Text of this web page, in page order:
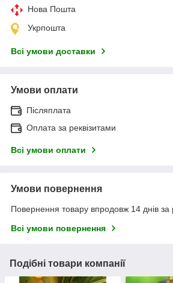
Нова Пошта
Укрпошта
Всі умови доставки
Умови оплати
Післяплата
Оплата за реквізитами
Всі умови оплати
Умови повернення
Повернення товару впродовж 14 днів за
Всі умови повернення
Подібні товари компанії